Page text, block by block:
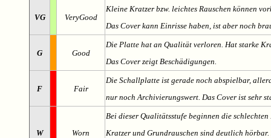
VG VeryGood
Kleine Kratzer bzw. leichtes Rauschen können
Das Cover kann Einrisse haben, ist aber noch
G Good
Die Platte hat an Qualität verloren. Hat starke
Das Cover zeigt Beschädigungen.
F Fair
Die Schallplatte ist gerade noch abspielbar,
nur noch Archivierungswert. Das Cover ist sehr
W Worn
Bei dieser Qualitätsstufe beginnen die
Kratzer und Grundrauschen sind deutlich